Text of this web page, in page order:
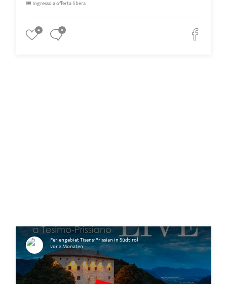
🎟️ Ingresso a offerta libera
4 0
Feriengebiet Tisens-Prissian in Südtirol
vor 2 Monaten